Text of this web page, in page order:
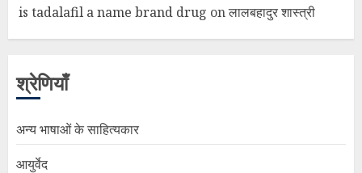
is tadalafil a name brand drug onलालबहादुर शास्त्री
श्रेणियाँ
अन्य भाषाओं के साहित्यकार
आयुर्वेद